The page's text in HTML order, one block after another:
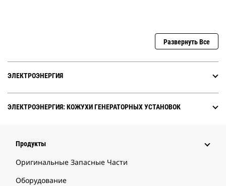
Развернуть Все
ЭЛЕКТРОЭНЕРГИЯ
ЭЛЕКТРОЭНЕРГИЯ: КОЖУХИ ГЕНЕРАТОРНЫХ УСТАНОВОК
Продукты
Оригинальные Запасные Части
Оборудование